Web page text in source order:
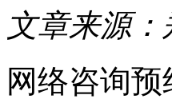
文章来源：
网络咨询预